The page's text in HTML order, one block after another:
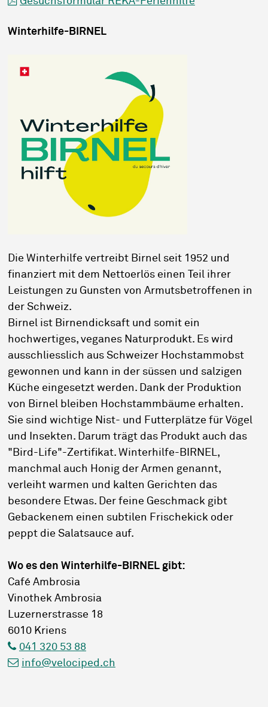
Winterhilfe-BIRNEL
Die Winterhilfe vertreibt Birnel seit 1952 und
finanziert mit dem Nettoerlös einen Teil ihrer
Leistungen zu Gunsten von Armutsbetroffenen in
der Schweiz.
Birnel ist Birnendicksaft und somit ein
hochwertiges, veganes Naturprodukt. Es wird
ausschliesslich aus Schweizer Hochstammobst
gewonnen und kann in der süssen und salzigen
Küche eingesetzt werden. Dank der Produktion
von Birnel bleiben Hochstammbäume erhalten.
Sie sind wichtige Nist- und Futterplätze für Vögel
und Insekten. Darum trägt das Produkt auch das
"Bird-Life"-Zertifikat. Winterhilfe-BIRNEL,
manchmal auch Honig der Armen genannt,
verleiht warmen und kalten Gerichten das
besondere Etwas. Der feine Geschmack gibt
Gebackenem einen subtilen Frischekick oder
peppt die Salatsauce auf.
Wo es den Winterhilfe-BIRNEL gibt:
Café Ambrosia
Vinothek Ambrosia
Luzernerstrasse 18
6010 Kriens
041 320 53 88
info@velociped.ch